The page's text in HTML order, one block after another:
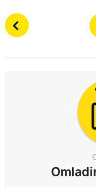
P
o